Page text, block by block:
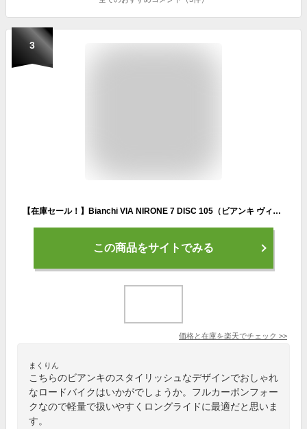
3
【在庫セール！】Bianchi VIA NIRONE 7 DISC 105（ビアンキ ヴィアニローネ7 ディスク 105）ロードバイク 2025年モデル エンデュランス設計 フルカーボンフォーク SHIMANO105 油圧ディスク
この商品をサイトでみる
価格と在庫を楽天でチェック >>
まくりん
こちらのビアンキのスタイリッシュなデザインでおしゃれ
なロードバイクはいかがでしょうか。フルカーボンフォー
クなので軽量で扱いやすくロングライドに最適だと思いま
す。